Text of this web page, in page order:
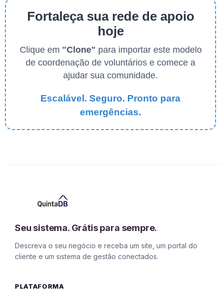
Fortaleça sua rede de apoio
hoje
Clique em "Clone" para importar este modelo
de coordenação de voluntários e comece a
ajudar sua comunidade.
Escalável. Seguro. Pronto para
emergências.
Seu sistema. Grátis para sempre.
Descreva o seu negócio e receba um site, um portal do
cliente e um sistema de gestão conectados.
PLATAFORMA